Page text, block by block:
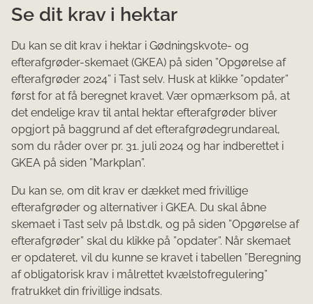
Se dit krav i hektar
Du kan se dit krav i hektar i Gødningskvote- og
efterafgrøder-skemaet (GKEA) på siden ”Opgørelse af
efterafgrøder 2024” i Tast selv. Husk at klikke ”opdater”
først for at få beregnet kravet. Vær opmærksom på, at
det endelige krav til antal hektar efterafgrøder bliver
opgjort på baggrund af det efterafgrødegrundareal,
som du råder over pr. 31. juli 2024 og har indberettet i
GKEA på siden ”Markplan”.
Du kan se, om dit krav er dækket med frivillige
efterafgrøder og alternativer i GKEA. Du skal åbne
skemaet i Tast selv på lbst.dk, og på siden ”Opgørelse af
efterafgrøder” skal du klikke på ”opdater”. Når skemaet
er opdateret, vil du kunne se kravet i tabellen ”Beregning
af obligatorisk krav i målrettet kvælstofregulering”
fratrukket din frivillige indsats.